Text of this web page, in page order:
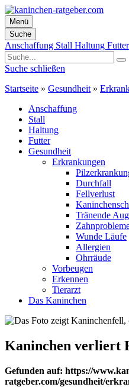
Menü
Suche
Zum
Inhalt
springen
Anschaffung Stall Haltung Futter
Suche schließen
Startseite » Gesundheit »
Anschaffung
Stall
Haltung
Futter
Gesundheit
Erkrankungen
Durchfall
Fellverlust
Tränende
Wunde Läufe
Allergien
Ohrräude
Vorbeugen
Erkennen
Tierarzt
Das Kaninchen
Kaninchen verliert
Gefunden auf: https://
ratgeber.com/gesundheit/